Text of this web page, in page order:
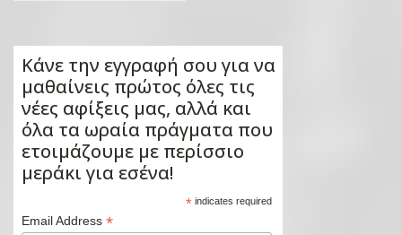
Κάνε την εγγραφή σου για να
μαθαίνεις πρώτος όλες τις
νέες αφίξεις μας, αλλά και
όλα τα ωραία πράγματα που
ετοιμάζουμε με περίσσιο
μεράκι για εσένα!
* indicates required
Email Address *